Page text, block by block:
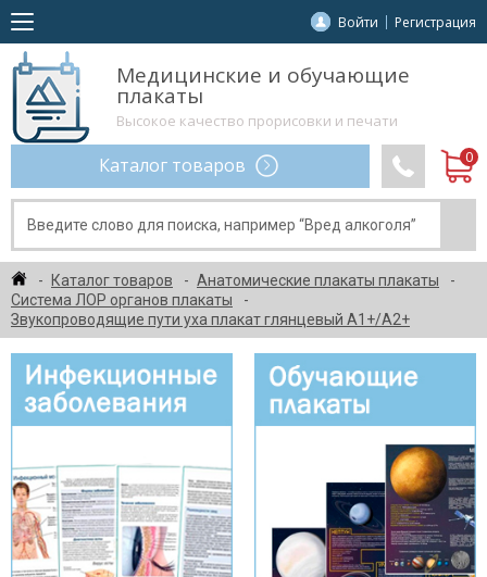
Войти Регистрация
Медицинские и обучающие
плакаты
Высокое качество прорисовки и печати
Каталог товаров
Каталог товаров
Анатомические плакаты плакаты
Система ЛОР органов плакаты
Звукопроводящие пути уха плакат глянцевый А1+/А2+